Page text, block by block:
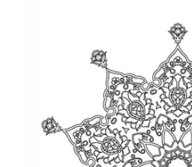
Evde veya okulda çok